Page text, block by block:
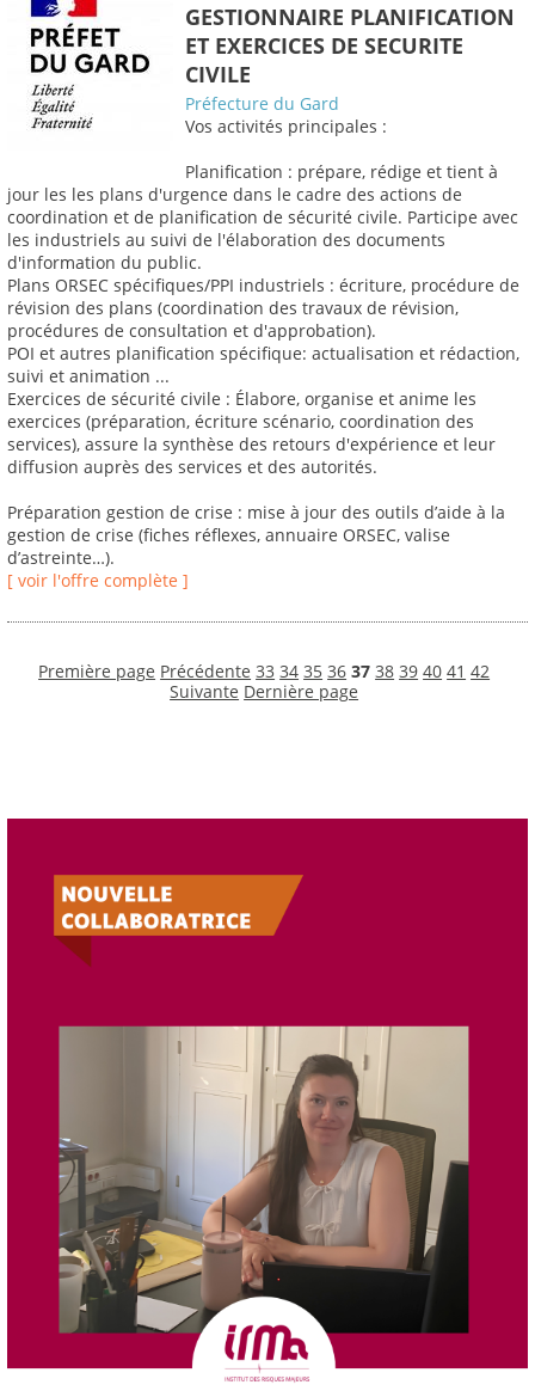
GESTIONNAIRE PLANIFICATION
ET EXERCICES DE SECURITE
CIVILE
Préfecture du Gard
Vos activités principales :
Planification : prépare, rédige et tient à
jour les les plans d'urgence dans le cadre des actions de
coordination et de planification de sécurité civile. Participe avec
les industriels au suivi de l'élaboration des documents
d'information du public.
Plans ORSEC spécifiques/PPI industriels : écriture, procédure de
révision des plans (coordination des travaux de révision,
procédures de consultation et d'approbation).
POI et autres planification spécifique: actualisation et rédaction,
suivi et animation ...
Exercices de sécurité civile : Élabore, organise et anime les
exercices (préparation, écriture scénario, coordination des
services), assure la synthèse des retours d'expérience et leur
diffusion auprès des services et des autorités.
Préparation gestion de crise : mise à jour des outils d’aide à la
gestion de crise (fiches réflexes, annuaire ORSEC, valise
d’astreinte…).
[ voir l'offre complète ]
Première page Précédente 33 34 35 36 37 38 39 40 41 42
Suivante Dernière page